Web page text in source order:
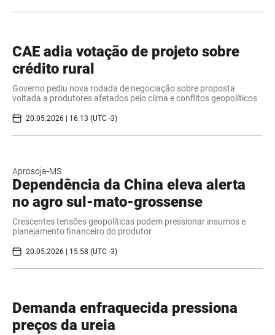
CAE adia votação de projeto sobre
crédito rural
Governo pediu nova rodada de negociação sobre proposta
voltada a produtores afetados pelo clima e conflitos geopolíticos
20.05.2026 | 16:13 (UTC -3)
Aprosoja-MS
Dependência da China eleva alerta
no agro sul-mato-grossense
Crescentes tensões geopolíticas podem pressionar insumos e
planejamento financeiro do produtor
20.05.2026 | 15:58 (UTC -3)
Demanda enfraquecida pressiona
preços da ureia